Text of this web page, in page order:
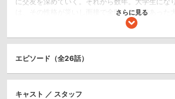
は、その性格が災いし面接で全敗。本命であった
ンク本社の窓拭きバイトをしていたところ、ハル
にいれるため、1兆ドルを稼いで駆け上がる、二
バイバルが始まる！
さらに見る
エピソード（全26話）
キャスト ／ スタッフ